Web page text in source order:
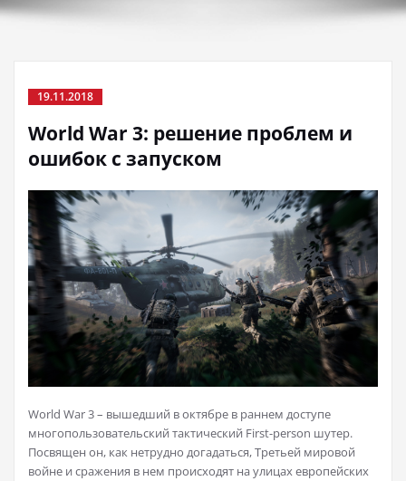
19.11.2018
World War 3: решение проблем и
ошибок с запуском
World War 3 – вышедший в октябре в раннем доступе
многопользовательский тактический First-person шутер.
Посвящен он, как нетрудно догадаться, Третьей мировой
войне и сражения в нем происходят на улицах европейских